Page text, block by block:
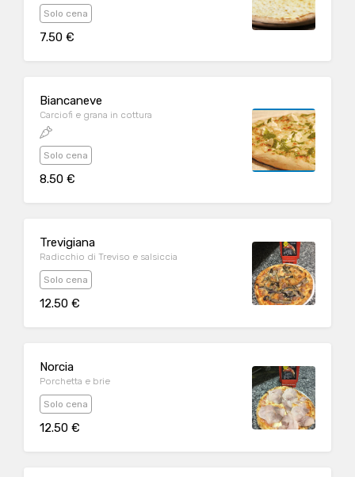
Solo cena
7.50 €
Biancaneve
Carciofi e grana in cottura
Solo cena
8.50 €
Trevigiana
Radicchio di Treviso e salsiccia
Solo cena
12.50 €
Norcia
Porchetta e brie
Solo cena
12.50 €